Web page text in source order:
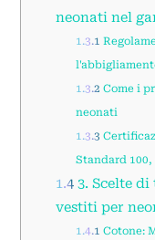
neonati nel
1.3.1
1.3.2 Come i
neonati
1.3.3
Standard 100,
1.43. Scelte
vestiti per
1.4.1 Cotone: